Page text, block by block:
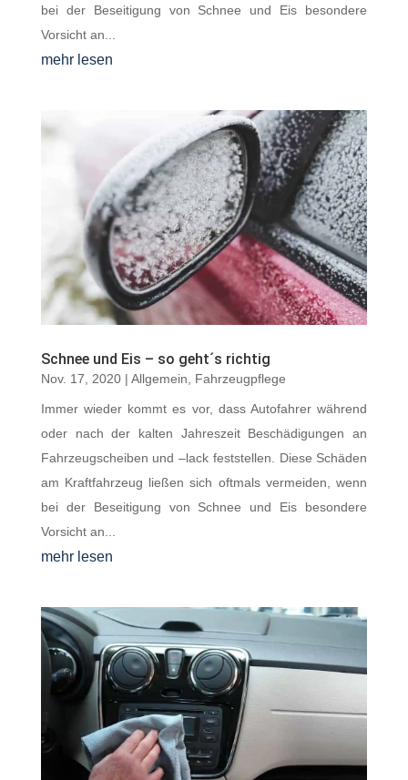
bei der Beseitigung von Schnee und Eis besondere
Vorsicht an...
mehr lesen
Schnee und Eis – so geht´s richtig
Nov. 17, 2020| Allgemein Fahrzeugpflege
Immer wieder kommt es vor, dass Autofahrer während
oder nach der kalten Jahreszeit Beschädigungen an
Fahrzeugscheiben und –lack feststellen. Diese Schäden
am Kraftfahrzeug ließen sich oftmals vermeiden, wenn
bei der Beseitigung von Schnee und Eis besondere
Vorsicht an...
mehr lesen